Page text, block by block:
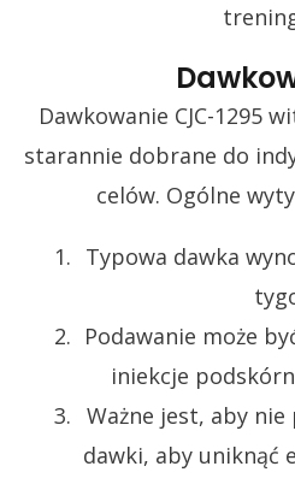
Dawkowanie CJC-1295
starannie dobrane do
celów. Ogólne
Typowa dawka
Podawanie może
iniekcje
Ważne jest, aby nie
dawki, aby uniknąć